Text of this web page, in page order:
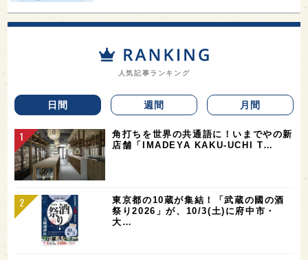
人気記事ランキング
日間 週間 月間
角打ちを世界の共通語に！いまでやの新
店舗「IMADEYA KAKU-UCHI T…
東京都の10蔵が集結！「武蔵の國の酒
祭り2026」が、10/3(土)に府中市・
大…